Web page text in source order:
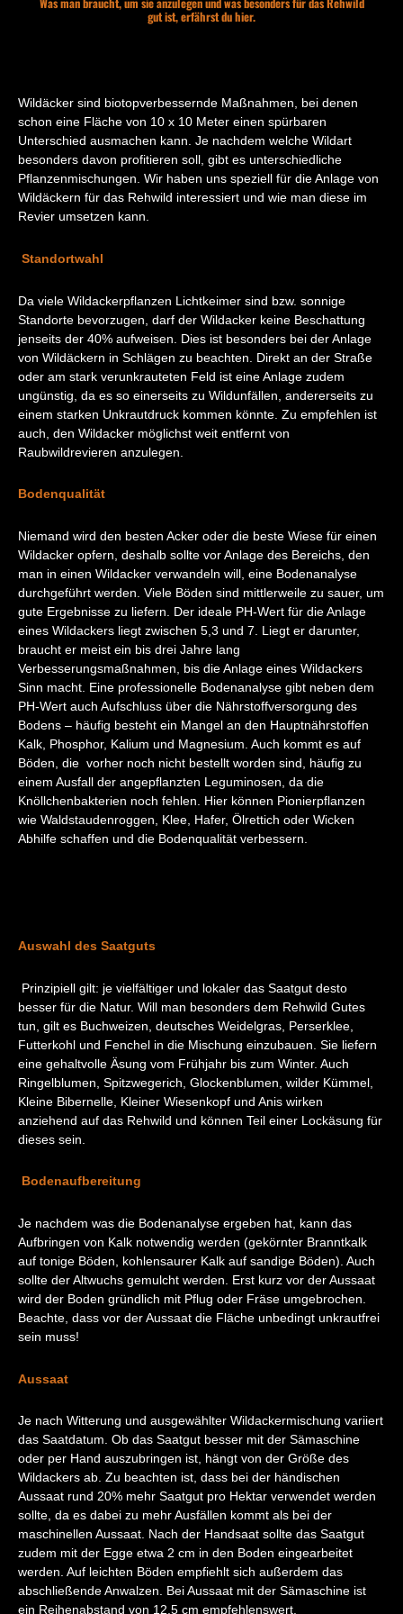
gut ist, erfährst du hier.
Wildäcker sind biotopverbessernde Maßnahmen, bei denen
schon eine Fläche von 10 x 10 Meter einen spürbaren
Unterschied ausmachen kann. Je nachdem welche Wildart
besonders davon profitieren soll, gibt es unterschiedliche
Pflanzenmischungen. Wir haben uns speziell für die Anlage von
Wildäckern für das Rehwild interessiert und wie man diese im
Revier umsetzen kann.
Standortwahl
Da viele Wildackerpflanzen Lichtkeimer sind bzw. sonnige
Standorte bevorzugen, darf der Wildacker keine Beschattung
jenseits der 40% aufweisen. Dies ist besonders bei der Anlage
von Wildäckern in Schlägen zu beachten. Direkt an der Straße
oder am stark verunkrauteten Feld ist eine Anlage zudem
ungünstig, da es so einerseits zu Wildunfällen, andererseits zu
einem starken Unkrautdruck kommen könnte. Zu empfehlen ist
auch, den Wildacker möglichst weit entfernt von
Raubwildrevieren anzulegen.
Bodenqualität
Niemand wird den besten Acker oder die beste Wiese für einen
Wildacker opfern, deshalb sollte vor Anlage des Bereichs, den
man in einen Wildacker verwandeln will, eine Bodenanalyse
durchgeführt werden. Viele Böden sind mittlerweile zu sauer, um
gute Ergebnisse zu liefern. Der ideale PH-Wert für die Anlage
eines Wildackers liegt zwischen 5,3 und 7. Liegt er darunter,
braucht er meist ein bis drei Jahre lang
Verbesserungsmaßnahmen, bis die Anlage eines Wildackers
Sinn macht. Eine professionelle Bodenanalyse gibt neben dem
PH-Wert auch Aufschluss über die Nährstoffversorgung des
Bodens – häufig besteht ein Mangel an den Hauptnährstoffen
Kalk, Phosphor, Kalium und Magnesium. Auch kommt es auf
Böden, die vorher noch nicht bestellt worden sind, häufig zu
einem Ausfall der angepflanzten Leguminosen, da die
Knöllchenbakterien noch fehlen. Hier können Pionierpflanzen
wie Waldstaudenroggen, Klee, Hafer, Ölrettich oder Wicken
Abhilfe schaffen und die Bodenqualität verbessern.
Auswahl des Saatguts
Prinzipiell gilt: je vielfältiger und lokaler das Saatgut desto
besser für die Natur. Will man besonders dem Rehwild Gutes
tun, gilt es Buchweizen, deutsches Weidelgras, Perserklee,
Futterkohl und Fenchel in die Mischung einzubauen. Sie liefern
eine gehaltvolle Äsung vom Frühjahr bis zum Winter. Auch
Ringelblumen, Spitzwegerich, Glockenblumen, wilder Kümmel,
Kleine Bibernelle, Kleiner Wiesenkopf und Anis wirken
anziehend auf das Rehwild und können Teil einer Lockäsung für
dieses sein.
Bodenaufbereitung
Je nachdem was die Bodenanalyse ergeben hat, kann das
Aufbringen von Kalk notwendig werden (gekörnter Branntkalk
auf tonige Böden, kohlensaurer Kalk auf sandige Böden). Auch
sollte der Altwuchs gemulcht werden. Erst kurz vor der Aussaat
wird der Boden gründlich mit Pflug oder Fräse umgebrochen.
Beachte, dass vor der Aussaat die Fläche unbedingt unkrautfrei
sein muss!
Aussaat
Je nach Witterung und ausgewählter Wildackermischung variiert
das Saatdatum. Ob das Saatgut besser mit der Sämaschine
oder per Hand auszubringen ist, hängt von der Größe des
Wildackers ab. Zu beachten ist, dass bei der händischen
Aussaat rund 20% mehr Saatgut pro Hektar verwendet werden
sollte, da es dabei zu mehr Ausfällen kommt als bei der
maschinellen Aussaat. Nach der Handsaat sollte das Saatgut
zudem mit der Egge etwa 2 cm in den Boden eingearbeitet
werden. Auf leichten Böden empfiehlt sich außerdem das
abschließende Anwalzen. Bei Aussaat mit der Sämaschine ist
ein Reihenabstand von 12,5 cm empfehlenswert.